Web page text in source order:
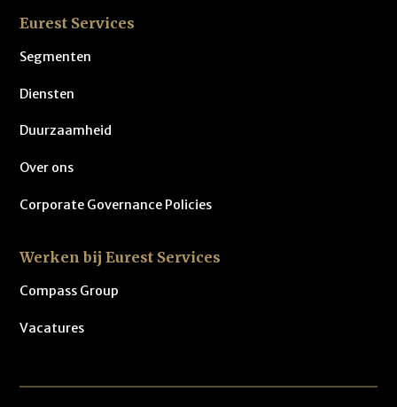
Eurest Services
Segmenten
Diensten
Duurzaamheid
Over ons
Corporate Governance Policies
Werken bij Eurest Services
Compass Group
Vacatures